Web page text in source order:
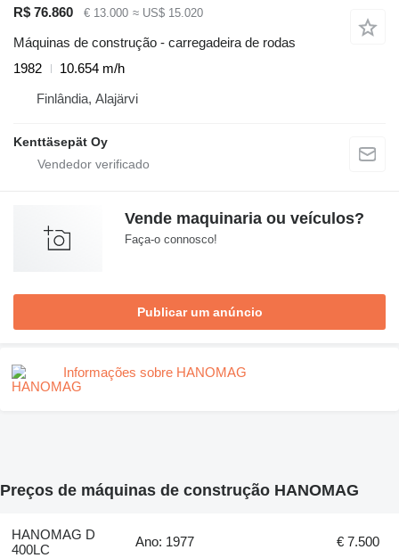
R$ 76.860
€ 13.000 ≈ US$ 15.020
Máquinas de construção - carregadeira de rodas
1982
10.654 m/h
Finlândia, Alajärvi
Kenttäsepät Oy
Vende maquinaria ou veículos?
Faça-o connosco!
Publicar um anúncio
Informações sobre HANOMAG
Preços de máquinas de construção HANOMAG
HANOMAG D
400LC
Ano: 1977 € 7.500